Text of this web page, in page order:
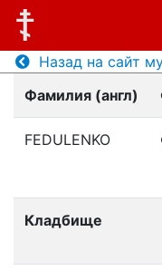
Назад на сайт
Фамилия (англ)
FEDULENKO
Кладбище